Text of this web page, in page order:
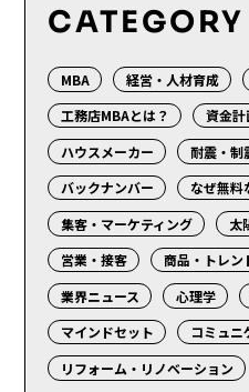
CATEGORY
MBA 経営・人材育成
工務店MBAとは？
資金計
ハウスメーカー
耐震・制
バックナンバー
なぜ無料
集客・マーケティング
太
営業・接客
商品・トレン
業界ニュース
心理学
マインドセット
コミュニ
リフォーム・リノベーション